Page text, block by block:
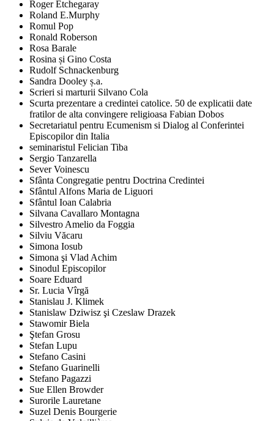
Roger Etchegaray
Roland E.Murphy
Romul Pop
Ronald Roberson
Rosa Barale
Rosina și Gino Costa
Rudolf Schnackenburg
Sandra Dooley ș.a.
Scrieri si marturii Silvano Cola
Scurta prezentare a credintei catolice. 50 de explicatii date
fratilor de alta convingere religioasa Fabian Dobos
Secretariatul pentru Ecumenism si Dialog al Conferintei
Episcopilor din Italia
seminaristul Felician Tiba
Sergio Tanzarella
Sever Voinescu
Sfânta Congregatie pentru Doctrina Credintei
Sfântul Alfons Maria de Liguori
Sfântul Ioan Calabria
Silvana Cavallaro Montagna
Silvestro Amelio da Foggia
Silviu Văcaru
Simona Iosub
Simona şi Vlad Achim
Sinodul Episcopilor
Soare Eduard
Sr. Lucia Vîrgă
Stanislau J. Klimek
Stanislaw Dziwisz şi Czeslaw Drazek
Stawomir Biela
Ştefan Grosu
Stefan Lupu
Stefano Casini
Stefano Guarinelli
Stefano Pagazzi
Sue Ellen Browder
Surorile Lauretane
Suzel Denis Bourgerie